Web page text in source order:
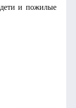
дети и пожилые